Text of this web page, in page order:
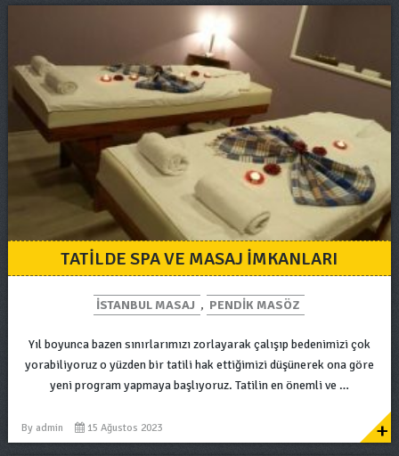
TATILDE SPA VE MASAJ IMKANLARI
ISTANBUL MASAJ , PENDIK MASÖZ
Yıl boyunca bazen sınırlarımızı zorlayarak çalışıp bedenimizi çok
yorabiliyoruz o yüzden bir tatili hak ettiğimizi düşünerek ona göre
yeni program yapmaya başlıyoruz. Tatilin en önemli ve …
By admin 15 Ağustos 2023 +